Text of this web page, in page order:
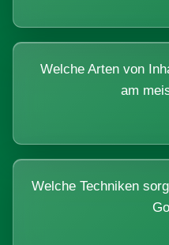
Welche Arten von
am
Welche Techniken